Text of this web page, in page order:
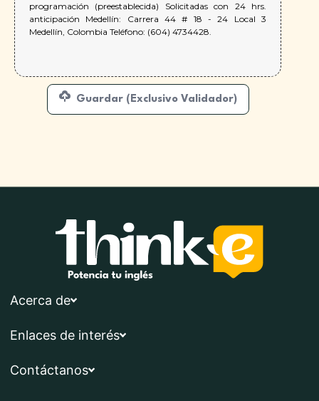
programación (preestablecida) Solicitadas con 24 hrs.
anticipación Medellín: Carrera 44 # 18 - 24 Local 3
Medellín, Colombia Teléfono: (604) 4734428.
Guardar (Exclusivo Validador)
Acerca de
Enlaces de interés
Contáctanos